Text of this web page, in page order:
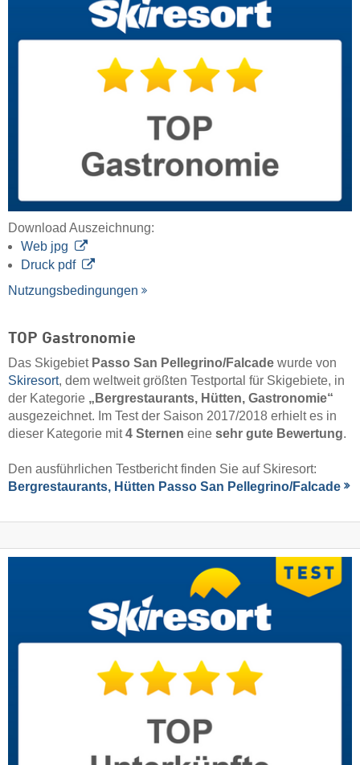
Download Auszeichnung:
Web jpg
Druck pdf
Nutzungsbedingungen
TOP Gastronomie
Das Skigebiet Passo San Pellegrino/​Falcade wurde von
Skiresort, dem weltweit größten Testportal für Skigebiete, in
der Kategorie „Bergrestaurants, Hütten, Gastronomie“
ausgezeichnet. Im Test der Saison 2017/2018 erhielt es in
dieser Kategorie mit4 Sternen eine sehr gute Bewertung.
Den ausführlichen Testbericht finden Sie auf Skiresort:
Bergrestaurants, Hütten Passo San Pellegrino/​Falcade